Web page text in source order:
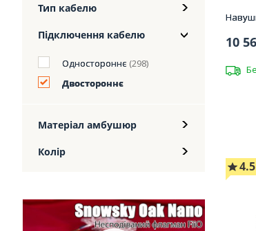
Тип кабелю
Підключення кабелю
Одностороннє (298)
Двостороннє
Матеріал амбушюр
Колір
10
4.5